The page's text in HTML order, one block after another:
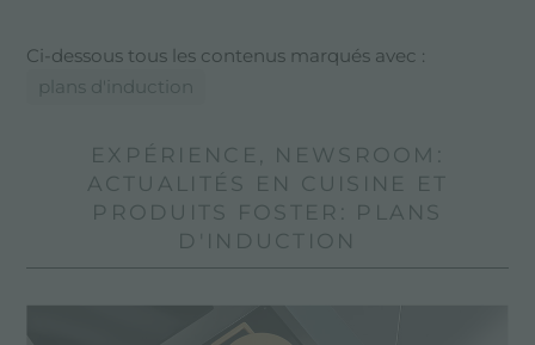
Ci-dessous tous les contenus marqués avec :
plans d'induction
EXPÉRIENCE, NEWSROOM:
ACTUALITÉS EN CUISINE ET
PRODUITS FOSTER: PLANS
D'INDUCTION